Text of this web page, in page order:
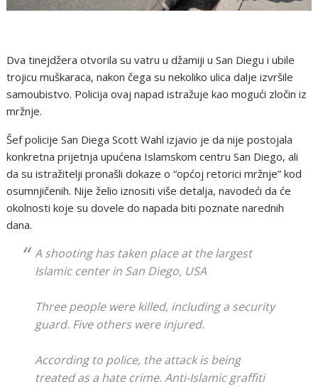
Dva tinejdžera otvorila su vatru u džamiji u San Diegu i ubile
trojicu muškaraca, nakon čega su nekoliko ulica dalje izvršile
samoubistvo. Policija ovaj napad istražuje kao mogući zločin iz
mržnje.
Šef policije San Diega Scott Wahl izjavio je da nije postojala
konkretna prijetnja upućena Islamskom centru San Diego, ali
da su istražitelji pronašli dokaze o “općoj retorici mržnje” kod
osumnjičenih. Nije želio iznositi više detalja, navodeći da će
okolnosti koje su dovele do napada biti poznate narednih
dana.
A shooting has taken place at the largest
Islamic center in San Diego, USA
Three people were killed, including a security
guard. Five others were injured.
According to police, the attack is being
treated as a hate crime. Anti-Islamic graffiti